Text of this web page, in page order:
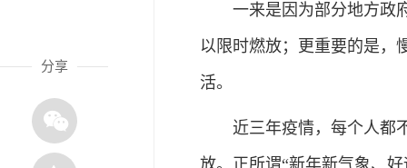
分享
一来是因为部分地方政府
以限时燃放；更重要的是，
活。
近三年疫情，每个人都不
放。正所谓“新年新气象、